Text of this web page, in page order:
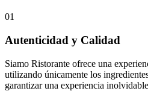
01
Autenticidad y Calidad
Siamo Ristorante ofrece una
utilizando únicamente los
garantizar una experiencia